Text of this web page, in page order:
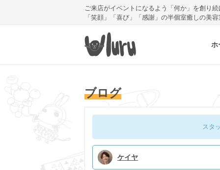
ご来店がイベントになるよう「何か」を創り続
「笑顔」「喜び」「感謝」の半個室癒しの美
ホ
ブログ
スタ
ケイヤ